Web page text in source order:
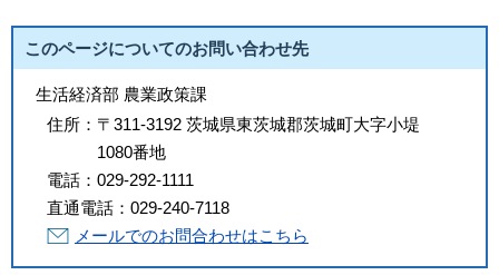
このページについてのお問い合わせ先
生活経済部 農業政策課
住所： 〒311-3192 茨城県東茨城郡茨城町大字小堤
1080番地
電話： 029-292-1111
直通電話： 029-240-7118
メールでのお問合わせはこちら